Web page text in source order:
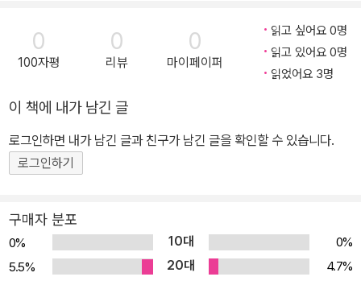
권), 사경회 설교집 <말씀, 그리고 사색과 결단>(출간 중)이 있다.
김진홍 목사의 파란만장한 빈민선교 이야기를 담은 《새벽을 깨우리
로다》로서, 100쇄를 맞은 2006년 당시 양장판과 보급판을 동시 출
간했다. 2017년 6월 100쇄를 찍은 세 번째 책, 이재철 목사의 《새신
강의안>을 수록해 한정판으로 제작했다. 1994년 12월 초판이 발행
된 이후 한국의 그리스도인들을 위한 신앙 훈련서로 많은 독자들에게
꾸준히 사랑받아 온 《새신자반》은 2008년 8월 개정판이 나오기까
지 초판 59쇄를 찍었으며 이후 개정판 41쇄를 더했다. 100쇄 기념
감사의 글을 담았다. 각 장 끝에는 <새신자반 강의안>을 수록해 보다
풍성한 내용을 제공한다. 강의안 질문의 답이 되는 본문 내용에 해당
질문의 번호를 표시해, 내용을 더욱 쉽게 이해하고 정리할 수 있도록
0
100자평
0
리뷰
0
마이페이퍼
읽고 싶어요 0명
읽고 있어요 0명
읽었어요 3명
이 책에 내가 남긴 글
로그인하면 내가 남긴 글과 친구가 남긴 글을 확인할 수 있습니다.
로그인하기
구매자 분포
0% 10대
0%
5.5%
20대
4.7%